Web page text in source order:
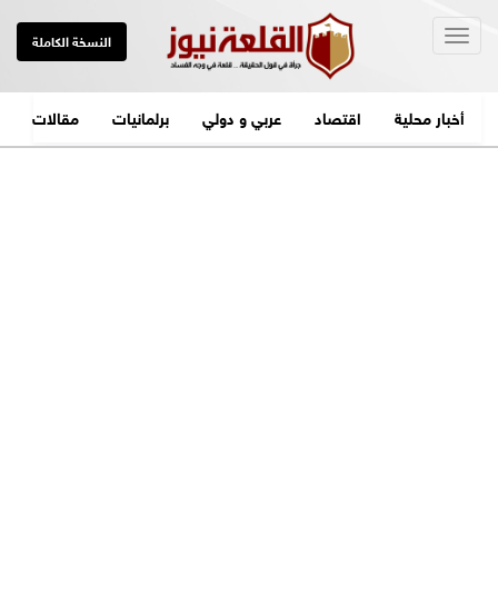
النسخة الكاملة
أخبار محلية اقتصاد عربي و دولي برلمانيات مقالات